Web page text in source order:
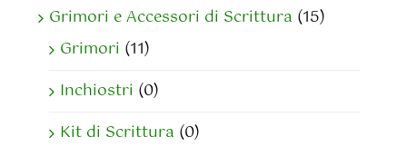
Grimori e Accessori di Scrittura (15)
Grimori (11)
Inchiostri (0)
Kit di Scrittura (0)